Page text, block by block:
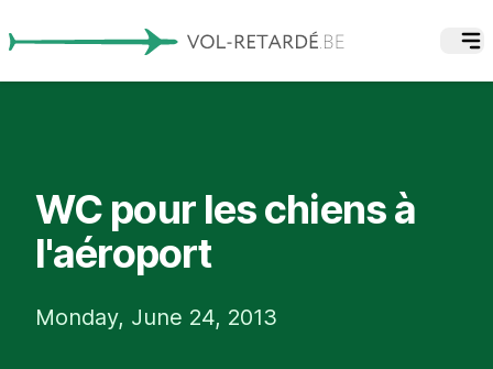
WC pour les chiens à
l'aéroport
Monday, June 24, 2013